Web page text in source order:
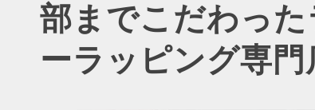
部までこだわっ
ーラッピング専門